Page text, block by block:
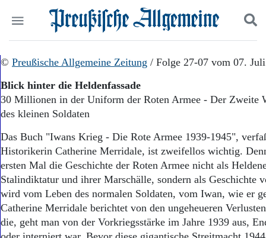
Politik
Wirtschaft
Panorama
Geschichte
Ostpreußen
Pommern
Berlin-Brandenburg
Schlesien
Danzig und Westpreußen
Bücher
Suchen und finden
© Preußische Allgemeine Zeitung / Folge 27-07 vom 07.
Blick hinter die Heldenfassade
30 Millionen in der Uniform der Roten Armee - Der Zweite
des kleinen Soldaten
Das Buch "Iwans Krieg - Die Rote Armee 1939-1945",
Historikerin Catherine Merridale, ist zweifellos wichtig.
ersten Mal die Geschichte der Roten Armee nicht als
Stalindiktatur und ihrer Marschälle, sondern als Geschichte
wird vom Leben des normalen Soldaten, vom Iwan, wie er
Catherine Merridale berichtet von den ungeheueren
die, geht man von der Vorkriegsstärke im Jahre 1939 aus,